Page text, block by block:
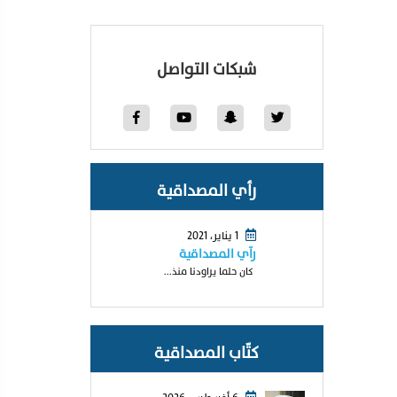
شبكات التواصل
رأي المصداقية
رآي المصداقية
كان حلما يراودنا منذ...
كتّاب المصداقية